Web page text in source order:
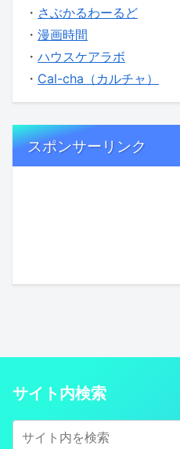
・ さぶかるわーるど
・ 漫画時間
・ ハウスケアラボ
・ Cal-cha（カルチャ）
スポンサーリンク
サイト内検索